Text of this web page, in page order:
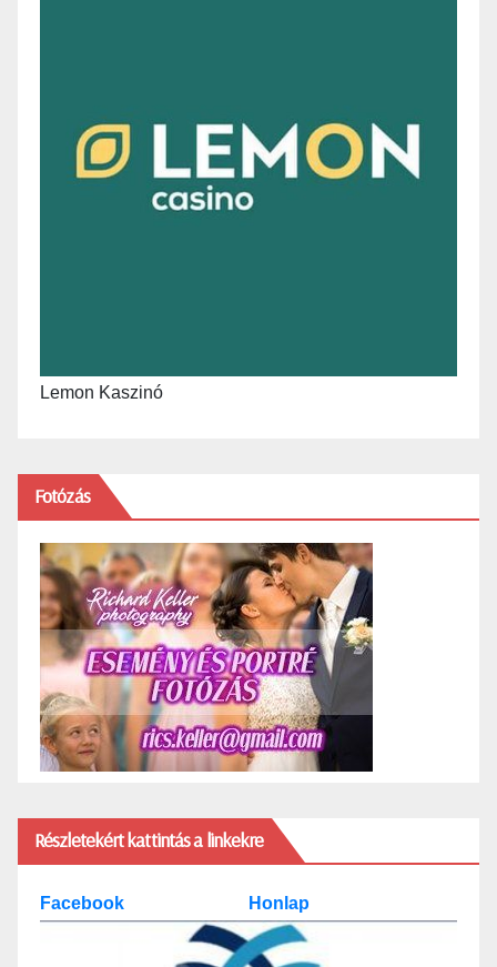
Lemon Kaszinó
Fotózás
Részletekért kattintás a linkekre
Facebook Honlap